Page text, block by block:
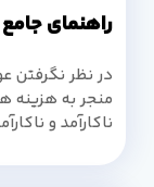
راهنمای
در نظر نگرفتن
منجر به هزینه
ناکارآمد و